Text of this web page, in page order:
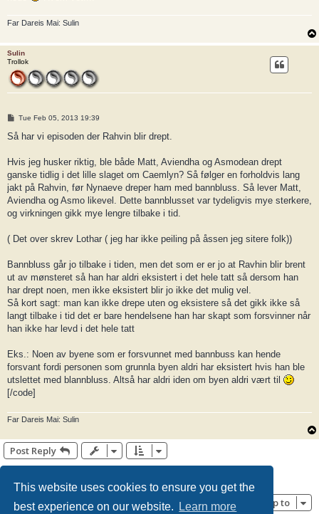
This website uses cookies to ensure you get the
best experience on our website.
Learn more
Far Dareis Mai: Sulin
Sulin
Trollok
P
s
Tue Feb 05, 2013 19:39
Så har vi episoden der Rahvin blir drept.
Hvis jeg husker riktig, ble både Matt, Aviendha og Asmodean drept
ganske tidlig i det lille slaget om Caemlyn? Så følger en forholdvis lang
jakt på Rahvin, før Nynaeve dreper ham med bannbluss. Så lever Matt,
Aviendha og Asmo likevel. Dette bannblusset var tydeligvis mye sterkere,
og virkningen gikk mye lengre tilbake i tid.
( Det over skrev Lothar ( jeg har ikke peiling på åssen jeg sitere folk))
Bannbluss går jo tilbake i tiden, men det som er er jo at Ravhin blir brent
ut av mønsteret så han har aldri eksistert i det hele tatt så dersom han
har drept noen, men ikke eksistert blir jo ikke det mulig vel.
Så kort sagt: man kan ikke drepe uten og eksistere så det gikk ikke så
langt tilbake i tid det er bare hendelsene han har skapt som forsvinner når
han ikke har levd i det hele tatt
Eks.: Noen av byene som er forsvunnet med bannbuss kan hende
forsvant fordi personen som grunnla byen aldri har eksistert hvis han ble
utslettet med blannbluss. Altså har aldri iden om byen aldri vært til
[/code]
Far Dareis Mai: Sulin
Post Reply
Jump to